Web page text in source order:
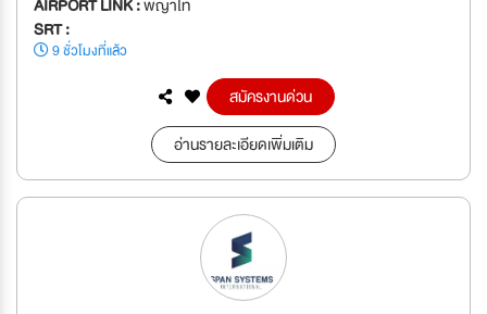
AIRPORT LINK :พญาไท
SRT :
9 ชั่วโมงที่แล้ว
สมัครงานด่วน
อ่านรายละเอียดเพิ่มเติม